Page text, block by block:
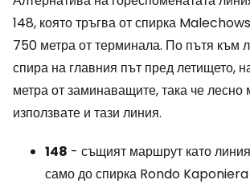
148, която тръгва от спирка
750 метра от терминала. По пътя към
спира на главния път пред летището,
метра от заминаващите, така че лесно
използвате и тази линия.
148 - същият маршрут като линия
само до спирка Rondo Kaponiera